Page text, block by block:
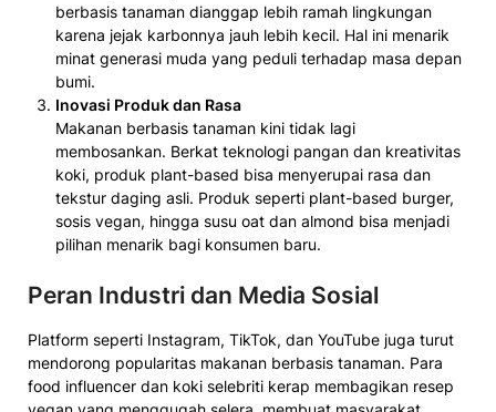
berbasis tanaman dianggap lebih ramah lingkungan
karena jejak karbonnya jauh lebih kecil. Hal ini menarik
minat generasi muda yang peduli terhadap masa depan
bumi.
Inovasi Produk dan Rasa
Makanan berbasis tanaman kini tidak lagi
membosankan. Berkat teknologi pangan dan kreativitas
koki, produk plant-based bisa menyerupai rasa dan
tekstur daging asli. Produk seperti plant-based burger,
sosis vegan, hingga susu oat dan almond bisa menjadi
pilihan menarik bagi konsumen baru.
Peran Industri dan Media Sosial
Platform seperti Instagram, TikTok, dan YouTube juga turut
mendorong popularitas makanan berbasis tanaman. Para
food influencer dan koki selebriti kerap membagikan resep